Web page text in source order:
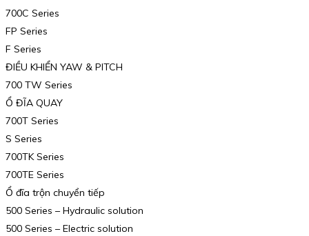
700C Series
FP Series
F Series
ĐIỀU KHIỂN YAW & PITCH
700 TW Series
Ổ ĐĨA QUAY
700T Series
S Series
700TK Series
700TE Series
Ổ đĩa trộn chuyển tiếp
500 Series – Hydraulic solution
500 Series – Electric solution